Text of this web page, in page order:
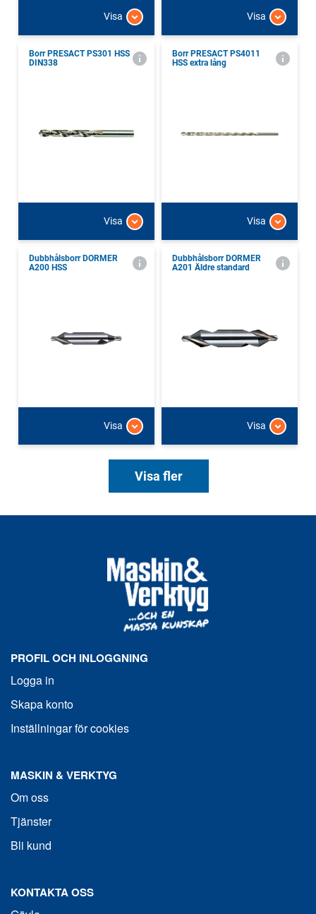
Visa Visa
Borr PRESACT PS301 HSS
DIN338
Visa
Borr PRESACT PS4011
HSS extra lång
Visa
Dubbhålsborr DORMER
A200 HSS
Visa
Dubbhålsborr DORMER
A201 Äldre standard
Visa
Visa fler
PROFIL OCH INLOGGNING
Logga in
Skapa konto
Inställningar för cookies
MASKIN & VERKTYG
Om oss
Tjänster
Bli kund
KONTAKTA OSS